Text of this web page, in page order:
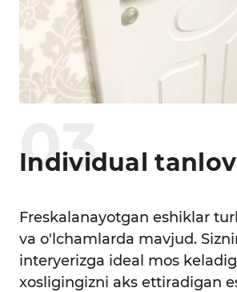
Individual tanlov
03
Freskalanayotgan eshiklar
va o'lchamlarda mavjud.
interyerizga ideal mos
xosligingizni aks ettiradigan